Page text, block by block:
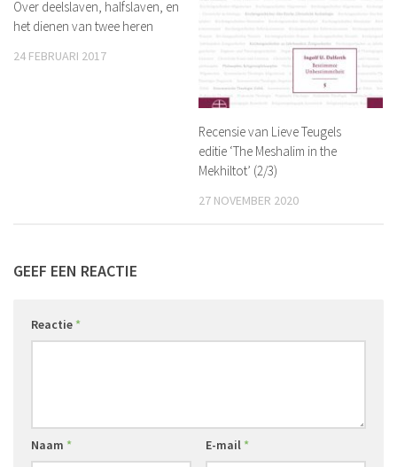
Over deelslaven, halfslaven, en
het dienen van twee heren
24 FEBRUARI 2017
Recensie van Lieve Teugels
editie ‘The Meshalim in the
Mekhiltot’ (2/3)
27 NOVEMBER 2020
GEEF EEN REACTIE
Reactie *
Naam * E-mail *